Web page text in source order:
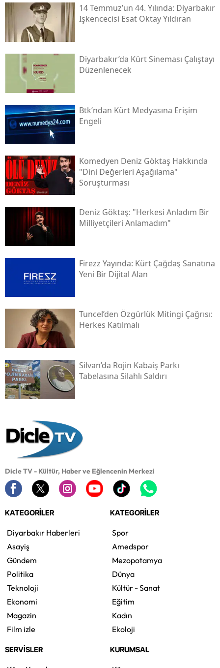
14 Temmuz’un 44. Yılında: Diyarbakır
Işkencecisi Esat Oktay Yıldıran
Diyarbakır’da Kürt Sineması Çalıştayı
Düzenlenecek
Btk’ndan Kürt Medyasına Erişim
Engeli
Komedyen Deniz Göktaş Hakkında
"dini Değerleri Aşağılama"
Soruşturması
Deniz Göktaş: "herkesi Anladım Bir
Milliyetçileri Anlamadım"
Firezz Yayında: Kürt Çağdaş Sanatına
Yeni Bir Dijital Alan
Tuncel’den Özgürlük Mitingi Çağrısı:
Herkes Katılmalı
Silvan’da Rojin Kabaiş Parkı
Tabelasına Silahlı Saldırı
Dicle TV - Kültür, Haber ve Eğlencenin Merkezi
KATEGORİLER
Diyarbakır Haberleri
Asayiş
Gündem
Politika
Teknoloji
Ekonomi
Magazin
Film izle
KATEGORİLER
Spor
Amedspor
Mezopotamya
Dünya
Kültür - Sanat
Eğitim
Kadın
Ekoloji
SERVİSLER KURUMSAL